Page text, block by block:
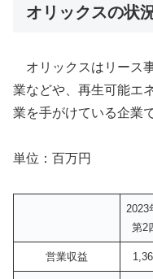
オリックスの状
オリックスはリース
業などや、再生可能エ
業を手がけている企業で
単位：百万円
2023
第2
営業収益